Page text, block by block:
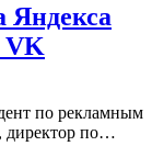
Яндекса
VK
по рекламным
директор по…